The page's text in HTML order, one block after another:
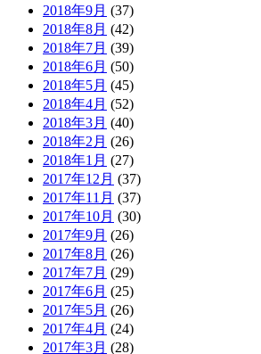
2018年9月 (37)
2018年8月 (42)
2018年7月 (39)
2018年6月 (50)
2018年5月 (45)
2018年4月 (52)
2018年3月 (40)
2018年2月 (26)
2018年1月 (27)
2017年12月 (37)
2017年11月 (37)
2017年10月 (30)
2017年9月 (26)
2017年8月 (26)
2017年7月 (29)
2017年6月 (25)
2017年5月 (26)
2017年4月 (24)
2017年3月 (28)